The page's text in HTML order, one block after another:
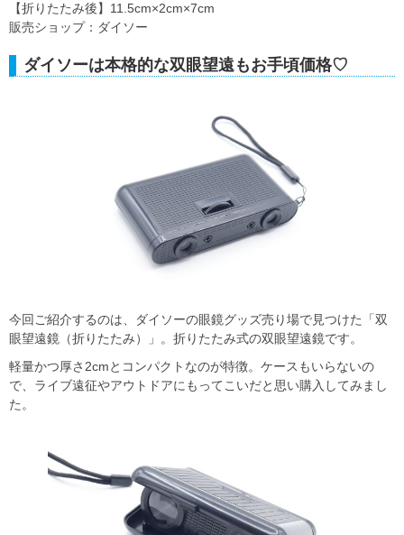
【折りたたみ後】11.5cm×2cm×7cm
販売ショップ：ダイソー
ダイソーは本格的な双眼望遠もお手頃価格♡
今回ご紹介するのは、ダイソーの眼鏡グッズ売り場で見つけた「双
眼望遠鏡（折りたたみ）」。折りたたみ式の双眼望遠鏡です。
軽量かつ厚さ2cmとコンパクトなのが特徴。ケースもいらないの
で、ライブ遠征やアウトドアにもってこいだと思い購入してみまし
た。